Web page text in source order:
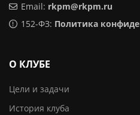
Email: rkpm@rkpm.ru
152-ФЗ: Политика
О КЛУБЕ
Цели и задачи
История клуба